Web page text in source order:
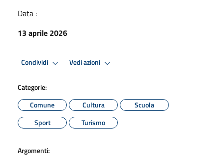
Data :
13 aprile 2026
Condividi Vedi azioni
Categorie:
Comune
Cultura
Scuola
Sport
Turismo
Argomenti: